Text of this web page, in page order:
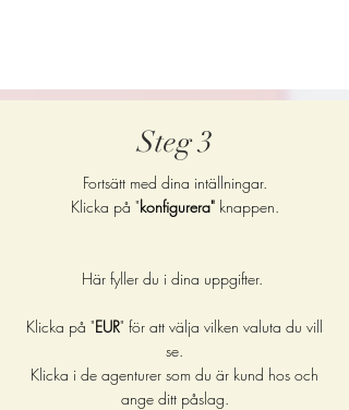
Steg 3
Fortsätt med dina intällningar.
Klicka på "konfigurera"knappen.
Här fyller du i dina uppgifter.
Klicka på "EUR" för att välja vilken valuta du vill
se.
Klicka i de agenturer som du är kund hos och
ange ditt påslag.